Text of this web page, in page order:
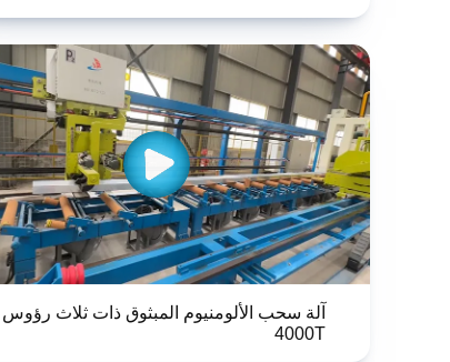
آلة سحب الألومنيوم المبثوق ذات ثلاث رؤوس
4000T